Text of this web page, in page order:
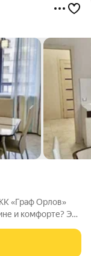
«Граф Орлов»
и комфорте? Это
делают её